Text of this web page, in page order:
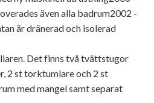
även alla badrum2002 -
är dränerad och isolerad
Det finns två tvättstugor
2 st torktumlare och 2 st
med mangel samt separat